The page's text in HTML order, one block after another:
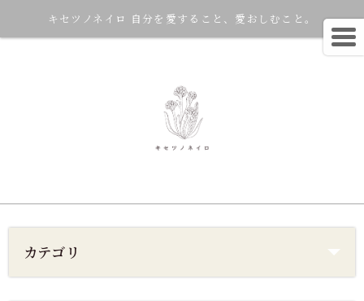
キセツノネイロ 自分を愛すること、愛おしむこと。
カテゴリ